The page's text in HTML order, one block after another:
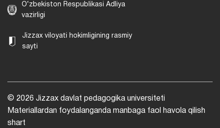
O‘zbekiston Respublikasi Adliya
vazirligi
Jizzax viloyati hokimligining rasmiy
sayti
© 2026 Jizzax davlat pedagogika universiteti
Materiallardan foydalanganda manbaga faol havola qilish
shart